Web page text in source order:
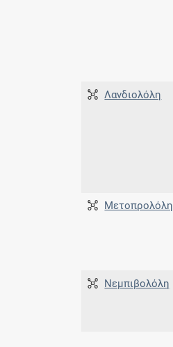
Λανδιολόλη
Μετοπρολόλη
Νεμπιβολόλη